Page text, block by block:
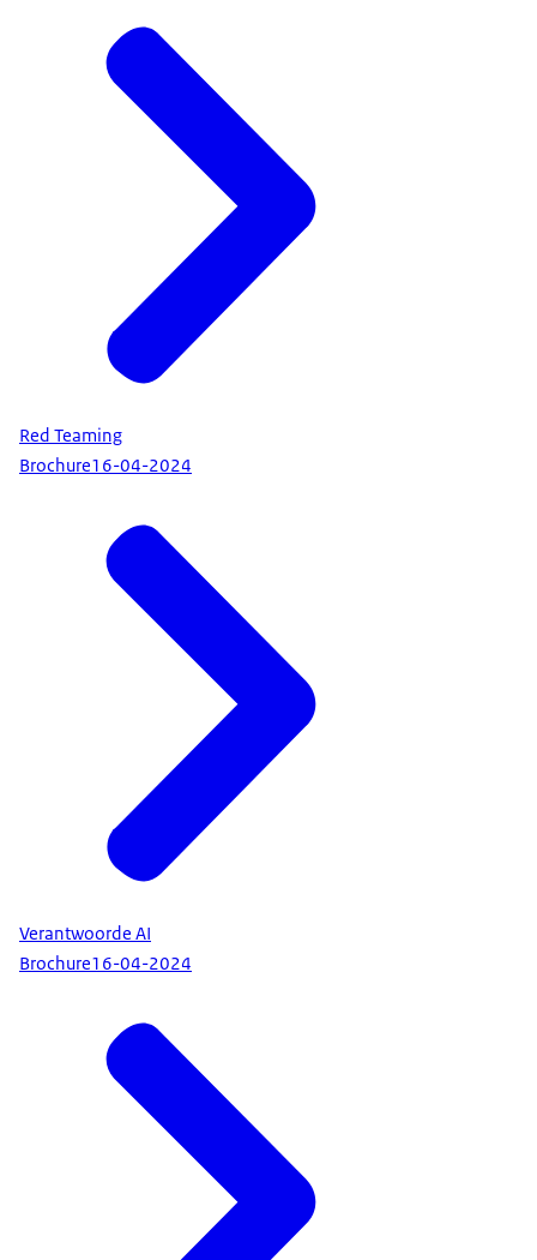
Red Teaming
Brochure16-04-2024
Verantwoorde AI
Brochure16-04-2024